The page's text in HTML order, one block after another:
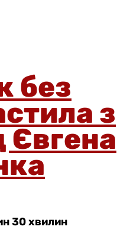
без
з
Євгена
30 хвилин